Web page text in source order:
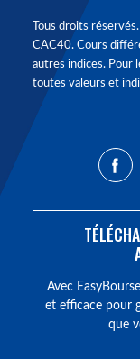
Tous droits
CAC40. Cours
autres indices. Pour
toutes valeurs et
Avec
et efficace pour
que